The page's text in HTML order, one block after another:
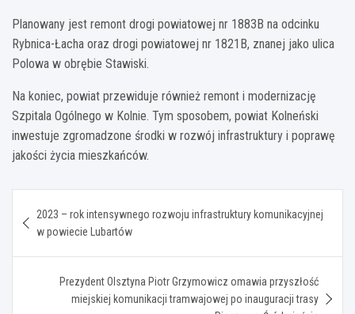
Planowany jest remont drogi powiatowej nr 1883B na odcinku
Rybnica-Łacha oraz drogi powiatowej nr 1821B, znanej jako ulica
Polowa w obrębie Stawiski.
Na koniec, powiat przewiduje również remont i modernizację
Szpitala Ogólnego w Kolnie. Tym sposobem, powiat Kolneński
inwestuje zgromadzone środki w rozwój infrastruktury i poprawę
jakości życia mieszkańców.
wpisu
2023 – rok intensywnego rozwoju infrastruktury komunikacyjnej
w powiecie Lubartów
Prezydent Olsztyna Piotr Grzymowicz omawia przyszłość
miejskiej komunikacji tramwajowej po inauguracji trasy